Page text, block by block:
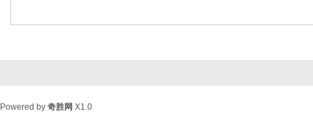
Powered by 奇胜网 X1.0